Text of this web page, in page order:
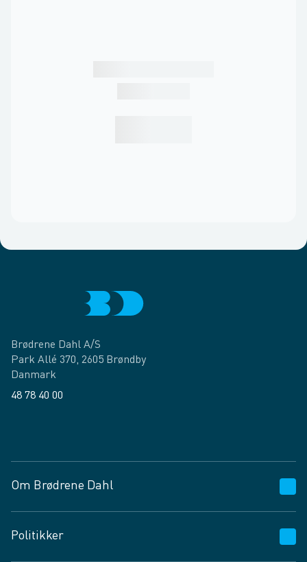
Brødrene Dahl A/S
Park Allé 370, 2605 Brøndby
Danmark
48 78 40 00
Om Brødrene Dahl
Vagttelefon 30 10 89 89
Politikker